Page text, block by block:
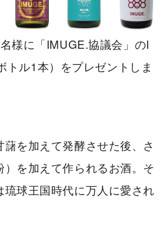
様に「IMUGE.協議会」のI
トル1本）をプレゼントしま
を加えて発酵させた後、さ
）を加えて作られるお酒。そ
球王国時代に万人に愛され